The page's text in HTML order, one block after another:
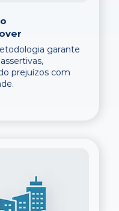
garante
prejuízos com